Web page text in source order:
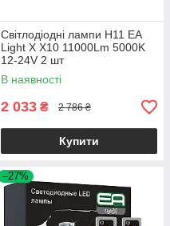
Світлодіодні лампи H11 EA
Light X X10 11000Lm 5000K
12-24V 2 шт
В наявності
2 033 ₴ 2 786 ₴
Купити
–27%